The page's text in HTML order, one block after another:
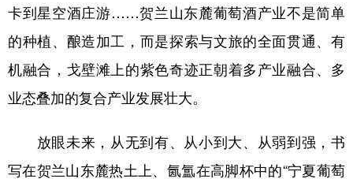
卡到星空酒庄游……贺兰山东麓葡萄酒产业不是简单
的种植、酿造加工，而是探索与文旅的全面贯通、有
机融合，戈壁滩上的紫色奇迹正朝着多产业融合、多
业态叠加的复合产业发展壮大。
放眼未来，从无到有、从小到大、从弱到强，书
写在贺兰山东麓热土上、氤氲在高脚杯中的“宁夏葡萄